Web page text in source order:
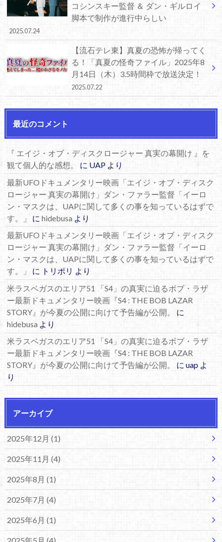
コシンスキー監督 ＆ ダン・ギルロイ
脚本で制作が進行中らしい
2025.07.24
【流石テレ東】真夏の恐怖が帰ってく
る！「真夏の怪奇ファイル」2025年8
月14日（木）3.5時間枠で放送決定！
2025.07.22
最近のコメント
『 エイジ・オブ・ディスクロージャー 真実の幕開け 』を
観て個人的な感想。
に UAPより
最新UFOドキュメンタリー映画「エイジ・オブ・ディスク
ロージャー 真実の幕開け」ダン・ファラー監督「イーロ
ン・マスクは、UAPに関して多くの事を知っているはずで
す。」
に hidebusaより
最新UFOドキュメンタリー映画「エイジ・オブ・ディスク
ロージャー 真実の幕開け」ダン・ファラー監督「イーロ
ン・マスクは、UAPに関して多くの事を知っているはずで
す。」
に トリポリ より
米ラスベガスのエリア51 「S4」の真実に迫るボブ・ラザ
ー最新ドキュメンタリー映画『S4 : THE BOB LAZAR
STORY』が今夏の公開に向けて予告編が公開。
に
hidebusaより
米ラスベガスのエリア51 「S4」の真実に迫るボブ・ラザ
ー最新ドキュメンタリー映画『S4 : THE BOB LAZAR
STORY』が今夏の公開に向けて予告編が公開。
に uapよ
り
アーカイブ
2025年12月 (1)
2025年11月 (4)
2025年8月 (1)
2025年7月 (4)
2025年6月 (1)